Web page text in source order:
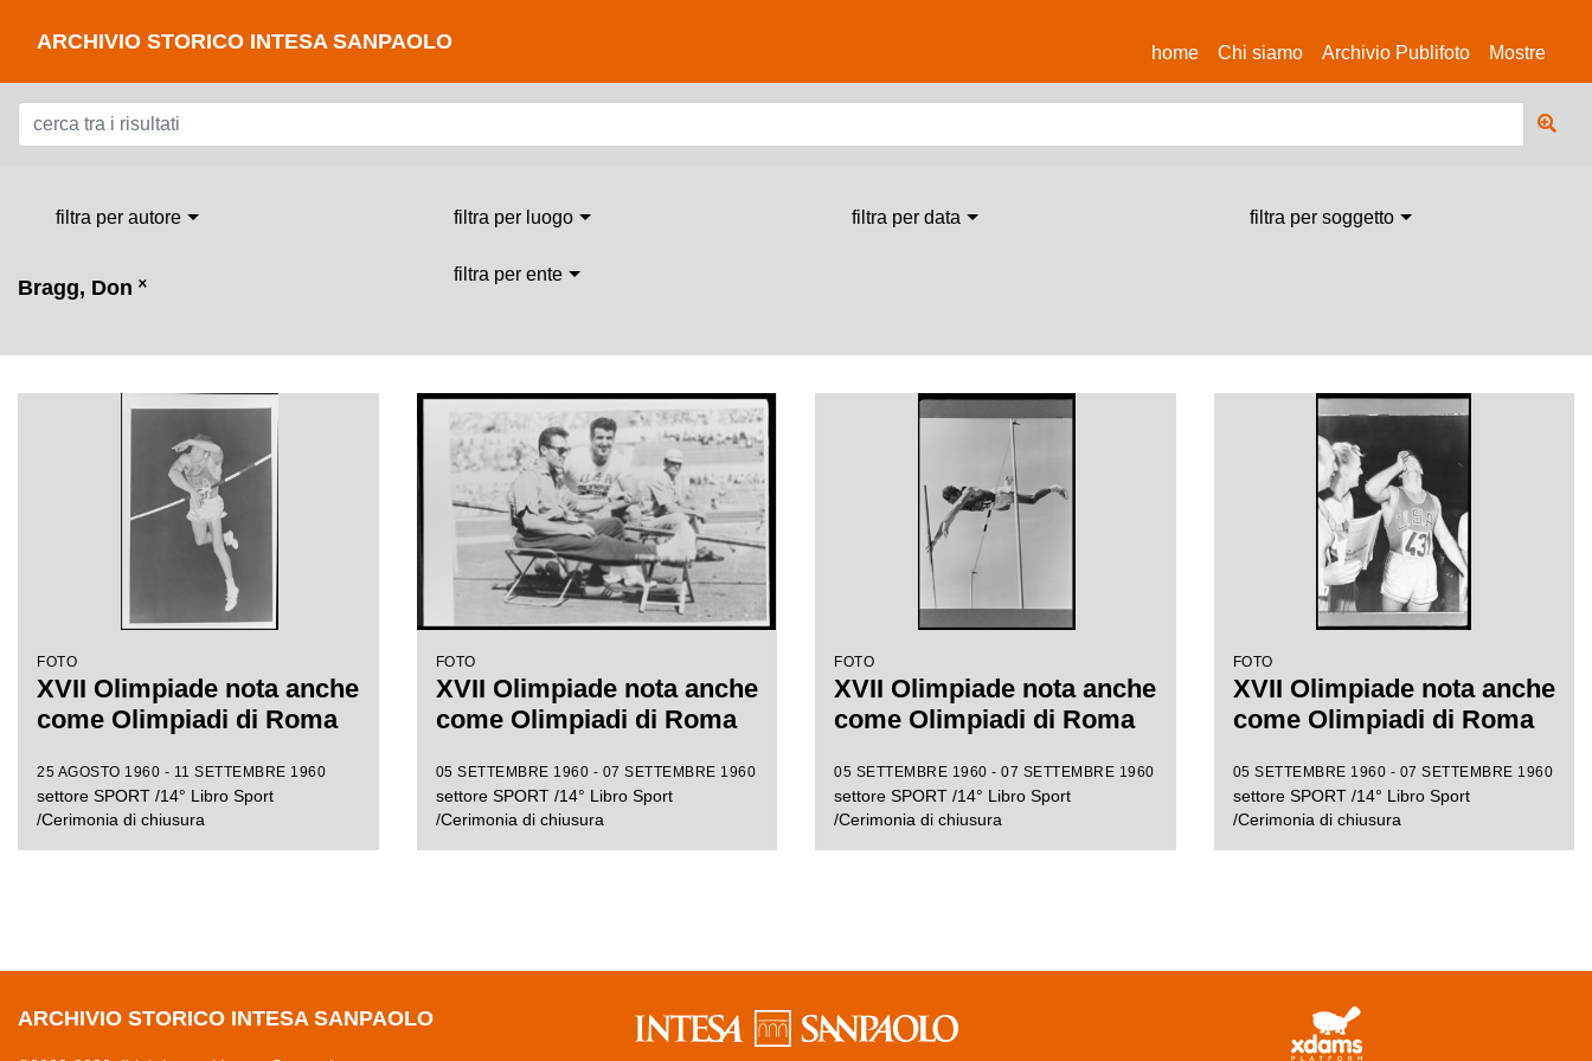
ARCHIVIO STORICO INTESA SANPAOLO home(current)
Chi siamo Archivio Publifoto Mostre
filtra per autore filtra per luogo filtra per data filtra per soggetto
Bragg, Don ˟
filtra per ente
FOTO
XVII Olimpiade nota anche
come Olimpiadi di Roma
25 AGOSTO 1960 - 11 SETTEMBRE 1960
settore SPORT /14° Libro Sport
/Cerimonia di chiusura
FOTO
XVII Olimpiade nota anche
come Olimpiadi di Roma
05 SETTEMBRE 1960 - 07 SETTEMBRE 1960
settore SPORT /14° Libro Sport
/Cerimonia di chiusura
FOTO
XVII Olimpiade nota anche
come Olimpiadi di Roma
05 SETTEMBRE 1960 - 07 SETTEMBRE 1960
settore SPORT /14° Libro Sport
/Cerimonia di chiusura
FOTO
XVII Olimpiade nota anche
come Olimpiadi di Roma
05 SETTEMBRE 1960 - 07 SETTEMBRE 1960
settore SPORT /14° Libro Sport
/Cerimonia di chiusura
ARCHIVIO STORICO INTESA SANPAOLO